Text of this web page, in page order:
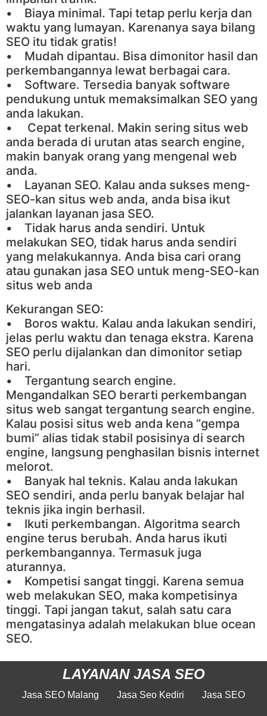
• Biaya minimal. Tapi tetap perlu kerja dan
waktu yang lumayan. Karenanya saya bilang
SEO itu tidak gratis!
• Mudah dipantau. Bisa dimonitor hasil dan
perkembangannya lewat berbagai cara.
• Software. Tersedia banyak software
pendukung untuk memaksimalkan SEO yang
anda lakukan.
• Cepat terkenal. Makin sering situs web
anda berada di urutan atas search engine,
makin banyak orang yang mengenal web
anda.
• Layanan SEO. Kalau anda sukses meng-
SEO-kan situs web anda, anda bisa ikut
jalankan layanan jasa SEO.
• Tidak harus anda sendiri. Untuk
melakukan SEO, tidak harus anda sendiri
yang melakukannya. Anda bisa cari orang
atau gunakan jasa SEO untuk meng-SEO-kan
situs web anda
Kekurangan SEO:
• Boros waktu. Kalau anda lakukan sendiri,
jelas perlu waktu dan tenaga ekstra. Karena
SEO perlu dijalankan dan dimonitor setiap
hari.
• Tergantung search engine.
Mengandalkan SEO berarti perkembangan
situs web sangat tergantung search engine.
Kalau posisi situs web anda kena “gempa
bumi” alias tidak stabil posisinya di search
engine, langsung penghasilan bisnis internet
melorot.
• Banyak hal teknis. Kalau anda lakukan
SEO sendiri, anda perlu banyak belajar hal
teknis jika ingin berhasil.
• Ikuti perkembangan. Algoritma search
engine terus berubah. Anda harus ikuti
perkembangannya. Termasuk juga
aturannya.
• Kompetisi sangat tinggi. Karena semua
web melakukan SEO, maka kompetisinya
tinggi. Tapi jangan takut, salah satu cara
mengatasinya adalah melakukan blue ocean
SEO.
LAYANAN JASA SEO
Jasa SEO Malang Jasa Seo Kediri Jasa SEO